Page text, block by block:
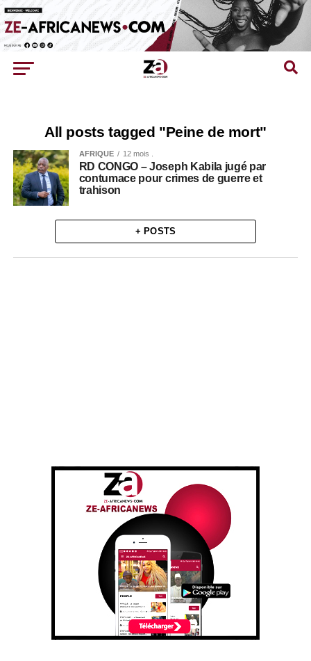
All posts tagged "Peine de mort"
AFRIQUE 12 mois .
RD CONGO – Joseph Kabila jugé par
contumace pour crimes de guerre et
trahison
+ POSTS